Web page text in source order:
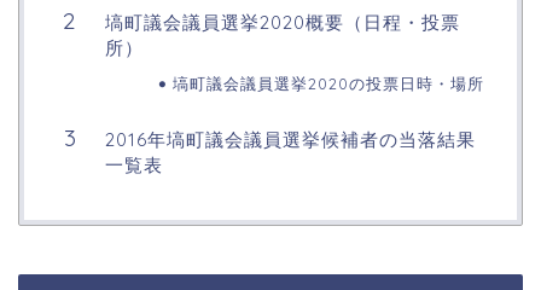
塙町議会議員選挙2020概要（日程・投票
所）
塙町議会議員選挙2020の投票日時・場所
2016年塙町議会議員選挙候補者の当落結果
一覧表